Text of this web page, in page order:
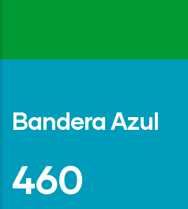
Bandera Azul
642